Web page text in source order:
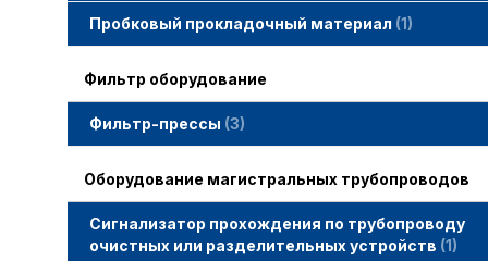
Пробковый прокладочный материал 1
Фильтр оборудование
Фильтр-прессы 3
Оборудование магистральных трубопроводов
Сигнализатор прохождения по трубопроводу
очистных или разделительных устройств 1